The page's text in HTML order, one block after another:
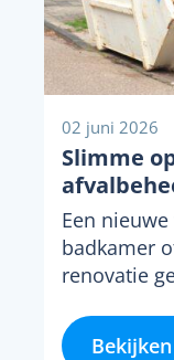
02 juni 2026
Slimme
Een
badkamer
renovatie
Bekijken